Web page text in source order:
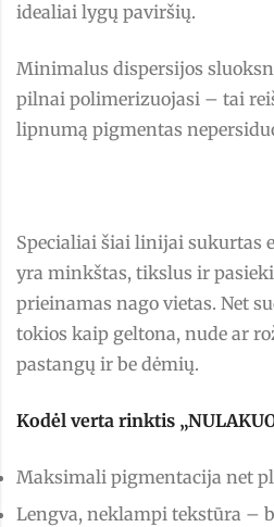
idealiai lygų paviršių.
Minimalus dispersijos
pilnai polimerizuojasi – tai
lipnumą pigmentas
Specialiai šiai linijai sukurtas
yra minkštas, tikslus ir
prieinamas nago vietas. Net
tokios kaip geltona, nude ar
pastangų ir be dėmių.
Kodėl verta rinktis
Maksimali pigmentacija net
Lengva, neklampi tekstūra –